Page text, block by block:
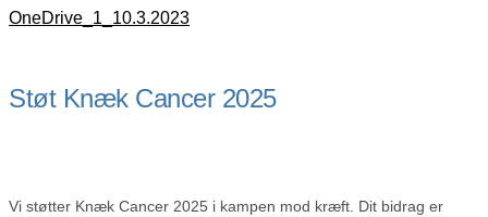
OneDrive_1_10.3.2023
Støt Knæk Cancer 2025
Vi støtter Knæk Cancer 2025 i kampen mod kræft. Dit bidrag er